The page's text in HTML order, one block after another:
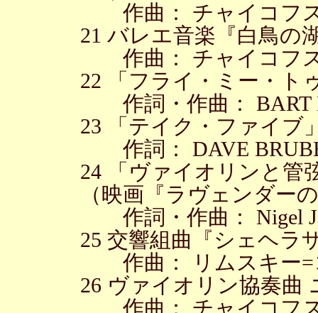
作曲： チャイコフ
21 バレエ音楽『白鳥の
作曲： チャイコフ
22 「フライ・ミー・ト
作詞・作曲： BART
23 「テイク・ファイブ
作詞： DAVE
24 「ヴァイオリンと管
（映画『ラヴェンダー
作詞・作曲： Nigel
25 交響組曲『シェヘラ
作曲： リムスキー=
26 ヴァイオリン協奏曲
作曲： チャイコフ